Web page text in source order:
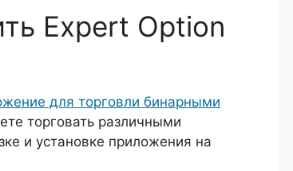
Expert Option
для торговли бинарными
торговать различными
и установке приложения на